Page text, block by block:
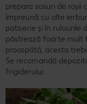
prepara sosuri de roșii
împreună cu alte
patiserie și în rulourile
păstrează foarte mult
proaspătă, acesta
Se recomandă
frigiderului.